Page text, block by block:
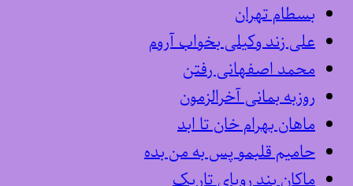
بسطام تهران
علی زند وکیلی بخواب آروم
محمد اصفهانی رفتن
روزبه بمانی آخرالزمون
ماهان بهرام خان تا ابد
حامیم قلبمو پس به من بده
ماکان بند رویای تاریک